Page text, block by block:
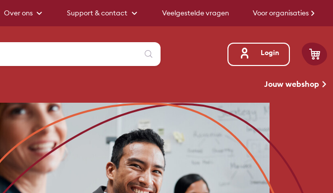
Over ons Support & contact Veelgestelde vragen Voor organisaties
Zoeken Login
Jouw webshop